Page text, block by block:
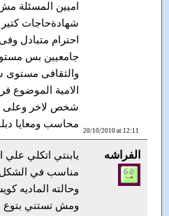
20/10/2010 at 12:11
اميين المسئلة
شهادةحاجات
احترام متبادل
جامعيين بس
والثقافى مستوى
الامية الموضوع
شخص لاخر وعلى
محاسب ومعايا
الفراشه
يابنتي اتكلي علي
مناسب في الشكل
وحالته الماديه
ومش تستني بتوع